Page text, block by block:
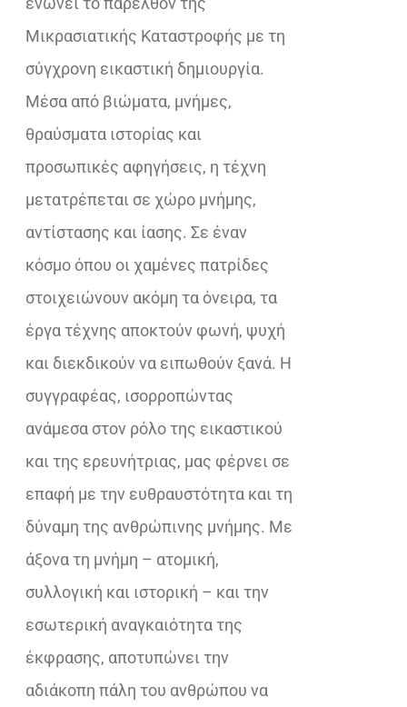
Μικρασιατικής Καταστροφής με τη
σύγχρονη εικαστική δημιουργία.
Μέσα από βιώματα, μνήμες,
θραύσματα ιστορίας και
προσωπικές αφηγήσεις, η τέχνη
μετατρέπεται σε χώρο μνήμης,
αντίστασης και ίασης. Σε έναν
κόσμο όπου οι χαμένες πατρίδες
στοιχειώνουν ακόμη τα όνειρα, τα
έργα τέχνης αποκτούν φωνή, ψυχή
και διεκδικούν να ειπωθούν ξανά. Η
συγγραφέας, ισορροπώντας
ανάμεσα στον ρόλο της εικαστικού
και της ερευνήτριας, μας φέρνει σε
επαφή με την ευθραυστότητα και τη
δύναμη της ανθρώπινης μνήμης. Με
άξονα τη μνήμη – ατομική,
συλλογική και ιστορική – και την
εσωτερική αναγκαιότητα της
έκφρασης, αποτυπώνει την
αδιάκοπη πάλη του ανθρώπου να